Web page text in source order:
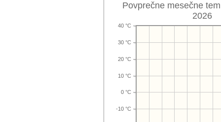
Povprečne mesečne
2026
-10 °C
0 °C
10 °C
20 °C
30 °C
40 °C